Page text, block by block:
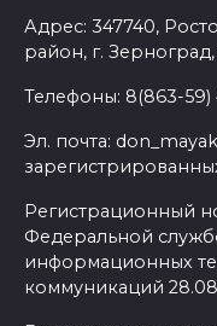
Адрес: 347740,
район, г.
Телефоны: 8(863-59)
Эл. почта:
Регистрационный
Федеральной
информационных
коммуникаций